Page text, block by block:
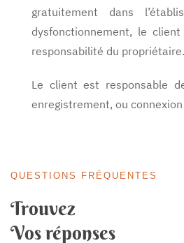
gratuitement dans
dysfonctionnement, le
responsabilité du propriétaire.
Le client est responsable
enregistrement, ou
QUESTIONS FRÉQUENTES
Trouvez
Vos réponses